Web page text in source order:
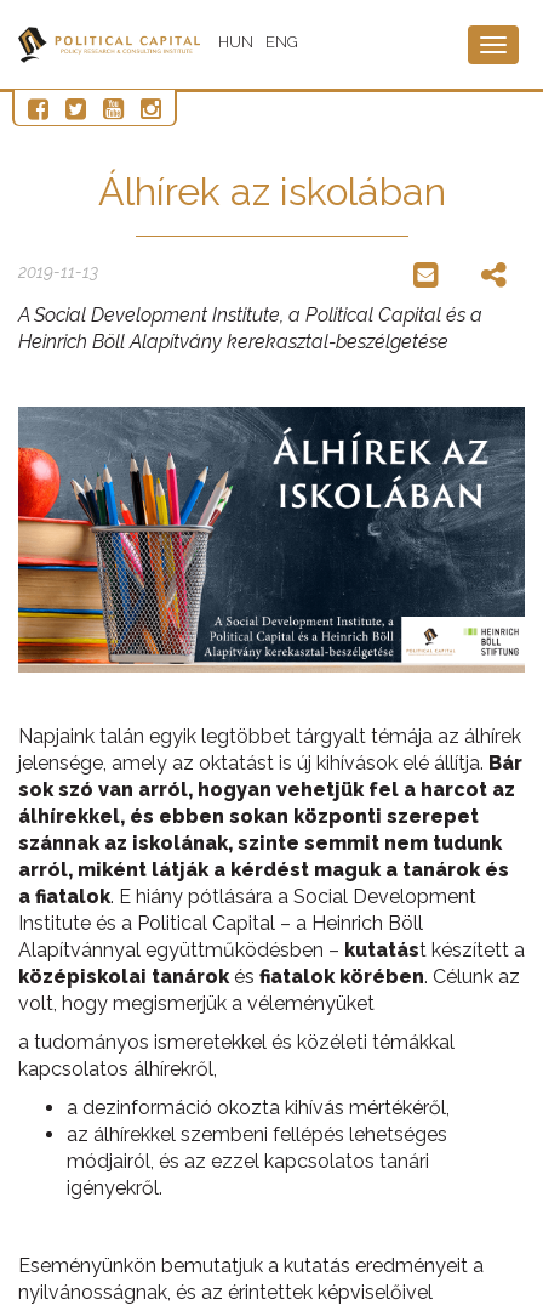
HUN ENG
Álhírek az iskolában
2019-11-13
A Social Development Institute, a Political Capital és a
Heinrich Böll Alapítvány kerekasztal-beszélgetése
Napjaink talán egyik legtöbbet tárgyalt témája az álhírek
jelensége, amely az oktatást is új kihívások elé állítja. Bár
sok szó van arról, hogyan vehetjük fel a harcot az
álhírekkel, és ebben sokan központi szerepet
szánnak az iskolának, szinte semmit nem tudunk
arról, miként látják a kérdést maguk a tanárok és
a fiatalok. E hiány pótlására a Social Development
Institute és a Political Capital – a Heinrich Böll
Alapítvánnyal együttműködésben – kutatást készített a
középiskolai tanárok és fiatalok körében. Célunk az
volt, hogy megismerjük a véleményüket
a tudományos ismeretekkel és közéleti témákkal
kapcsolatos álhírekről,
a dezinformáció okozta kihívás mértékéről,
az álhírekkel szembeni fellépés lehetséges
módjairól, és az ezzel kapcsolatos tanári
igényekről.
Eseményünkön bemutatjuk a kutatás eredményeit a
nyilvánosságnak, és az érintettek képviselőivel